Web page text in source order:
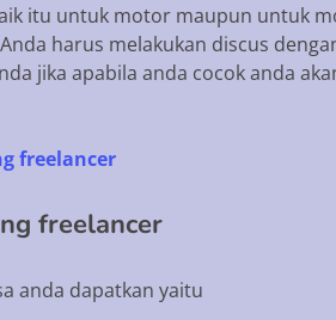
itu untuk motor maupun untuk
harus melakukan discus
jika apabila anda cocok anda
freelancer
freelancer
anda dapatkan yaitu